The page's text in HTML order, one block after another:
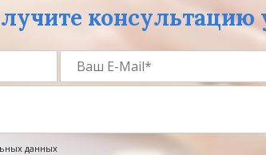
консультацию
данных